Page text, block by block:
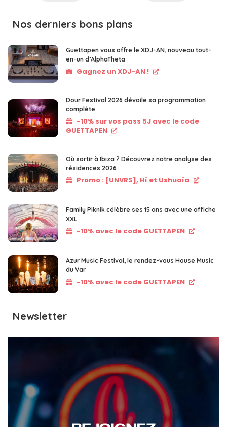
Nos derniers bons plans
Guettapen vous offre le XDJ-AN, nouveau tout-
en-un d’AlphaTheta
Gagnez un XDJ-AN !
Dour Festival 2026 dévoile sa programmation
complète
-10% sur vos pass 5J avec le code
GUETTAPEN
Où sortir à Ibiza ? Découvrez notre analyse des
résidences 2026
Promo : [UNVRS], Hï et Ushuaïa
Family Piknik célèbre ses 15 ans avec une affiche
XXL
-10% avec le code GUETTAPEN
Azur Music Festival, le rendez-vous House Music
du Var
-10% avec le code GUETTAPEN
Newsletter